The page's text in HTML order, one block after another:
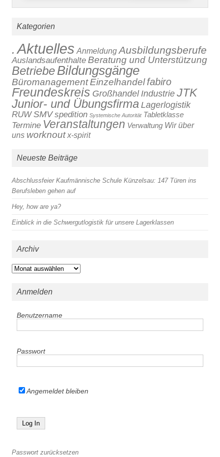
Kategorien
. Aktuelles Anmeldung Ausbildungsberufe
Auslandsaufenthalte Beratung und Unterstützung
BetriebeBildungsgänge
Büromanagement Einzelhandel fabiro
Freundeskreis Großhandel Industrie JTK
Junior- und Übungsfirma Lagerlogistik
RUW SMV spedition Systemische Autorität Tabletklasse
Termine Veranstaltungen Verwaltung Wir über
uns worknout x-spirit
Neueste Beiträge
Abschlussfeier Kaufmännische Schule Künzelsau: 147 Türen ins
Berufsleben gehen auf
Hey, how are ya?
Einblick in die Schwergutlogistik für unsere Lagerklassen
Archiv
Archiv
Anmelden
Benutzername
Passwort
Angemeldet bleiben
Passwort zurücksetzen